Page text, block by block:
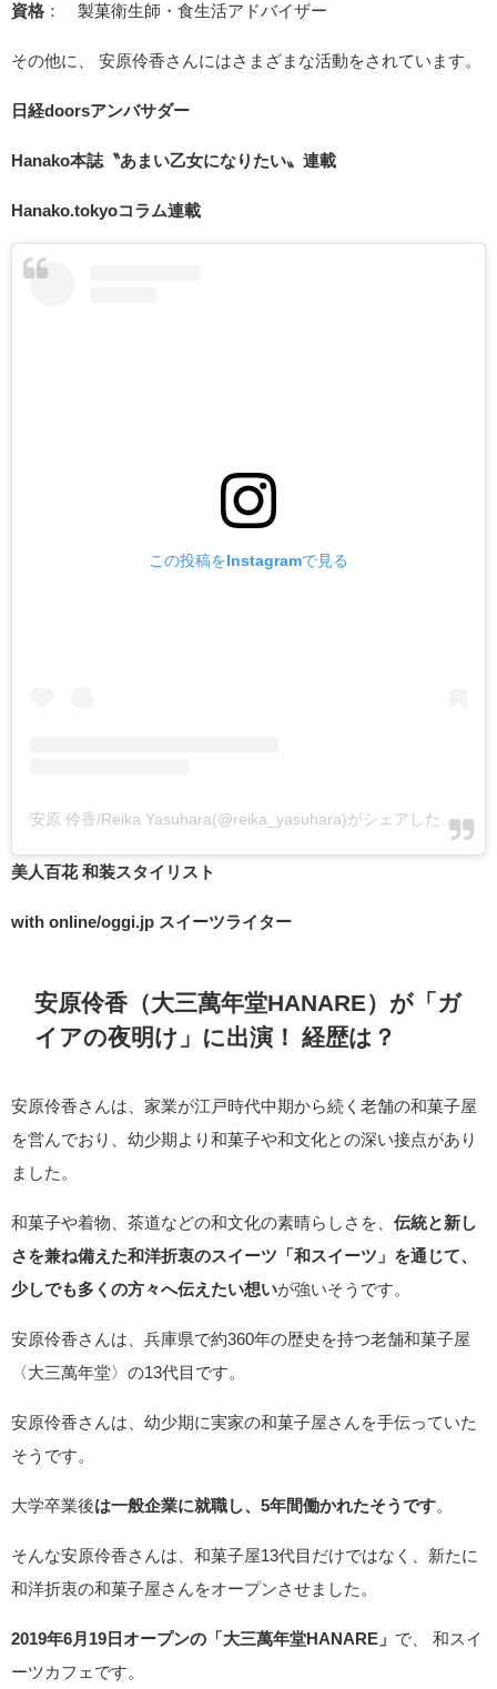
資格 ： 製菓衛生師・食生活アドバイザー
その他に、 安原伶香さんにはさまざまな活動をされています。
日経doorsアンバサダー
Hanako本誌〝あまい乙女になりたい〟連載
Hanako.tokyoコラム連載
この投稿をInstagramで見る
安原 伶香/Reika Yasuhara(@reika_yasuhara)がシェアした投稿 -
美人百花 和装スタイリスト
with online/oggi.jp スイーツライター
安原伶香（大三萬年堂HANARE）が「ガ
イアの夜明け」に出演！ 経歴は？
安原伶香さんは、家業が江戸時代中期から続く老舗の和菓子屋
を営んでおり、幼少期より和菓子や和文化との深い接点があり
ました。
和菓子や着物、茶道などの和文化の素晴らしさを、 伝統と新し
さを兼ね備えた和洋折衷のスイーツ「和スイーツ」を通じて、
少しでも多くの方々へ伝えたい想いが強いそうです。
安原伶香さんは、兵庫県で約360年の歴史を持つ老舗和菓子屋
〈大三萬年堂〉の13代目です。
安原伶香さんは、幼少期に実家の和菓子屋さんを手伝っていた
そうです。
大学卒業後は一般企業に就職し、5年間働かれたそうです
そんな安原伶香さんは、和菓子屋13代目だけではなく、新たに
和洋折衷の和菓子屋さんをオープンさせました。
2019年6月19日オープンの「大三萬年堂HANARE」 で、 和スイ
ーツカフェです。